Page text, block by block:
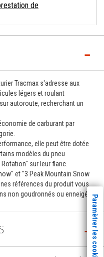
de
Tracmax s'adresse aux
légers et roulant
autoroute, recherchant un
de carburant par
elle peut être dotée
modèles du pneu
sur leur flanc.
et "3 Peak Mountain Snow
références du produit vous
non goudronnés ou enneigés
Paramètrer les cookies